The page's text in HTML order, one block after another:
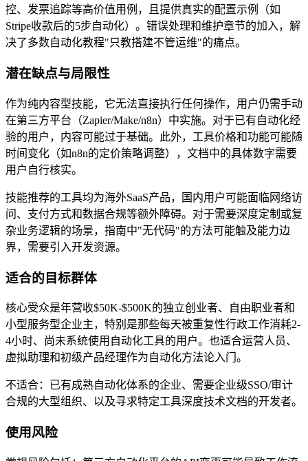
控、发票追踪等高价值用例，且提供真实的配置示例（如
Stripe收款后的5步自动化）。错误处理和维护章节的加入，解
决了多数自动化教程"只教搭建不管运维"的痛点。
潜在缺点与局限性
作为纯内容型技能，它无法直接执行任何操作，用户仍需手动
在第三方平台（Zapier/Make/n8n）中实施。对于已有自动化经
验的用户，内容可能过于基础。此外，工具价格和功能可能随
时间变化（如n8n的定价策略调整），文档中的具体数字需要
用户自行核实。
技能推荐的工具均为海外SaaS产品，国内用户可能面临网络访
问、支付方式和数据合规等额外障碍。对于需要深度定制或复
杂业务逻辑的场景，指南中"无代码"的方法可能触及能力边
界，需要引入开发资源。
适合的目标群体
核心受众是年营收$50K-$500K的独立创业者、自由职业者和
小型服务型企业主，特别是那些每天被重复性行政工作消耗2-
4小时、尚未系统使用自动化工具的用户。也适合运营人员、
虚拟助理和初级产品经理作为自动化方法论入门。
不适合：已有成熟自动化体系的企业、需要企业级SSO/审计
合规的大型组织、以及寻求特定工具深度技术文档的开发者。
使用风险